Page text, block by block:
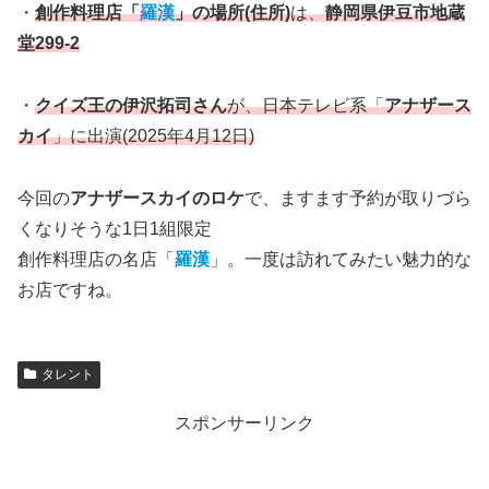
・ 創作料理店「羅漢」の場所(住所)は、静岡県伊豆市地蔵
堂299-2
・ クイズ王の伊沢拓司さんが、日本テレビ系「アナザース
カイ」に出演(2025年4月12日)
今回のアナザースカイのロケで、ますます予約が取りづら
くなりそうな1日1組限定
創作料理店の名店「 羅漢 」。一度は訪れてみたい魅力的な
お店ですね。
タレント
スポンサーリンク